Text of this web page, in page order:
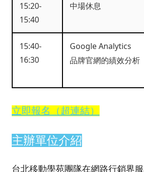
15:20-
15:40
中場休息
15:40-
16:30
Google Analytics
品牌官網的績效分析
立即報名（超連結）
主辦單位介紹
台北移動學苑團隊在網路行銷界